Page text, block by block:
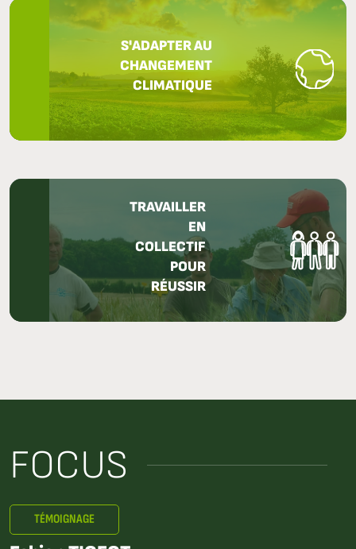
S'ADAPTER AU
CHANGEMENT
CLIMATIQUE
TRAVAILLER
EN
COLLECTIF
POUR
RÉUSSIR
FOCUS
TÉMOIGNAGE